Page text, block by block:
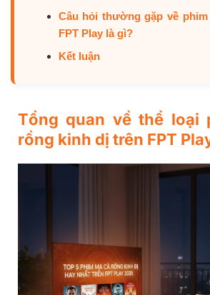
Câu hỏi thường gặp về
FPT Play là gì?
Kết luận
Tổng quan về thể loại
rồng kinh dị trên FPT